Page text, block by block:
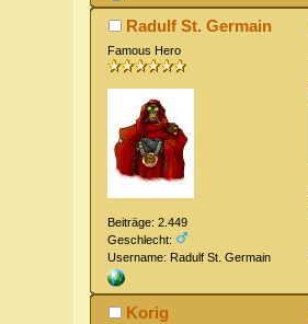
Radulf St. Germain
Famous Hero
Beiträge: 2.449
Geschlecht:
Username: Radulf St. Germain
Korig